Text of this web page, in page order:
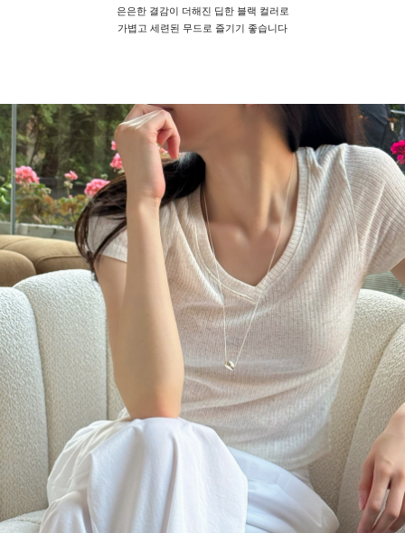
은은한 결감이 더해진 딥한 블랙 컬러로
가볍고 세련된 무드로 즐기기 좋습니다